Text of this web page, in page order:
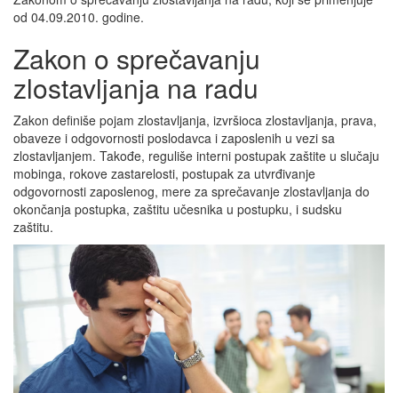
od 04.09.2010. godine.
Zakon o sprečavanju
zlostavljanja na radu
Zakon definiše pojam zlostavljanja, izvršioca zlostavljanja, prava,
obaveze i odgovornosti poslodavca i zaposlenih u vezi sa
zlostavljanjem. Takođe, reguliše interni postupak zaštite u slučaju
mobinga, rokove zastarelosti, postupak za utvrđivanje
odgovornosti zaposlenog, mere za sprečavanje zlostavljanja do
okončanja postupka, zaštitu učesnika u postupku, i sudsku
zaštitu.